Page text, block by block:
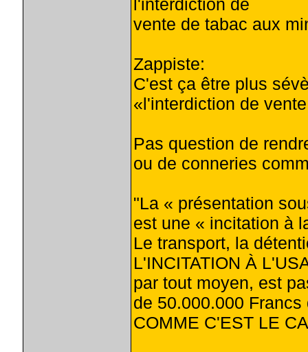
l'interdiction de
vente de tabac aux
Zappiste:
C'est ça être plus
«l'interdiction de
Pas question de
ou de conneries
"La « présentation
est une « incitation à
Le transport, la
L'INCITATION À
par tout moyen, est
de 50.000.000
COMME C'EST LE